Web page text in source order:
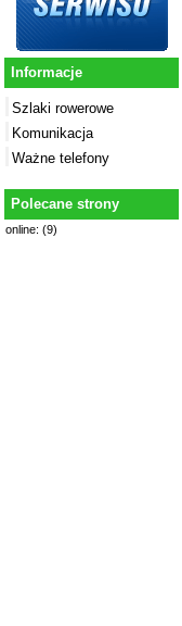
Informacje
Szlaki rowerowe
Komunikacja
Ważne telefony
Polecane strony
online: (9)